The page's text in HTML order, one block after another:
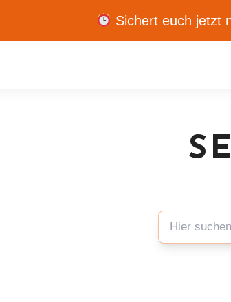
Sichert euch jetzt